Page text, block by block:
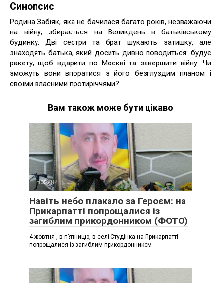
Синопсис
Родина Забіяк, яка не бачилася багато років, незважаючи
на війну, збирається на Великдень в батьківському
будинку. Дві сестри та брат шукають затишку, але
знаходять батька, який досить дивно поводиться: будує
ракету, щоб вдарити по Москві та завершити війну. Чи
зможуть вони впоратися з його безглуздим планом і
своїми власними протиріччями?
Вам також може бути цікаво
Новини
Навіть небо плакало за Героєм: на
Прикарпатті попрощалися із
загиблим прикордонником (ФОТО)
4 жовтня , в п’ятницю, в селі Студінка на Прикарпатті
попрощалися із загиблим прикордонником